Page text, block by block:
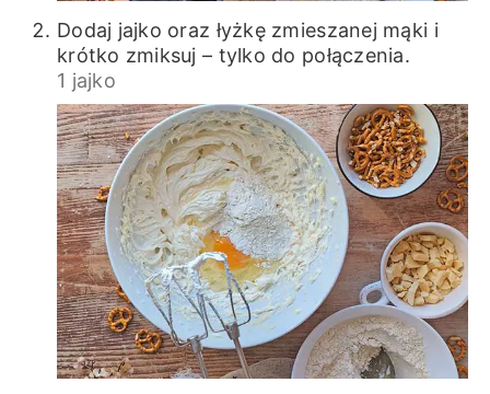
Dodaj jajko oraz łyżkę zmieszanej mąki i
krótko zmiksuj – tylko do połączenia.
1 jajko